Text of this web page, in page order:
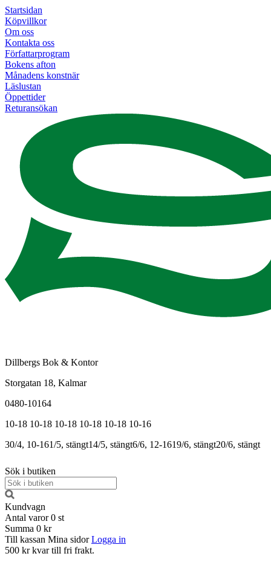
Startsidan
Köpvillkor
Om oss
Kontakta oss
Författarprogram
Bokens afton
Månadens konstnär
Läslustan
Öppettider
Returansökan
Dillbergs Bok & Kontor
Storgatan 18, Kalmar
0480-10164
10-18 10-18 10-18 10-18 10-18 10-16
30/4, 10-161/5, stängt14/5, stängt6/6, 12-1619/6, stängt20/6, stängt
Sök i butiken
Kundvagn
Antal varor 0 st
Summa 0 kr
Till kassan Mina sidor Logga in
500 kr kvar till fri frakt.